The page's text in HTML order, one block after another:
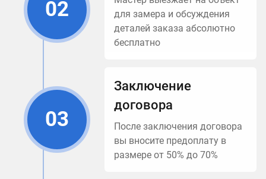
02
для замера и обсуждения
деталей заказа абсолютно
бесплатно
03
Заключение
договора
После заключения договора
вы вносите предоплату в
размере от 50% до 70%